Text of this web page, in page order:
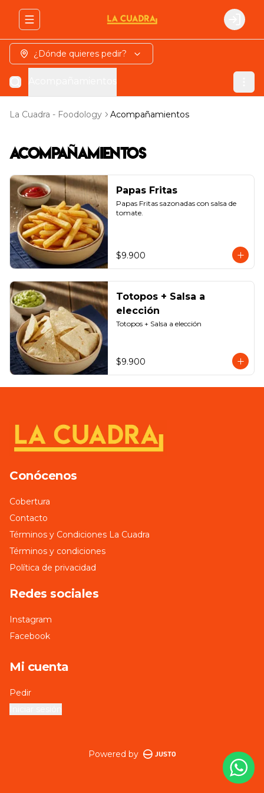
Abrir menu de navegación Login
¿Dónde quieres pedir?
La Cuadra - Foodology Acompañamientos
Acompañamientos
Papas Fritas
Papas Fritas sazonadas con salsa de
tomate.
$9.900
Totopos + Salsa a
elección
Totopos + Salsa a elección
$9.900
Conócenos
Cobertura
Contacto
Términos y Condiciones La Cuadra
Términos y condiciones
Política de privacidad
Redes sociales
Instagram
Facebook
Mi cuenta
Pedir
Powered by